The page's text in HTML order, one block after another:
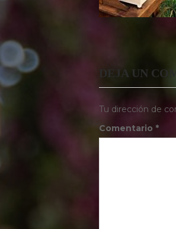
DEJA UN
Tu dirección de
Comentario *